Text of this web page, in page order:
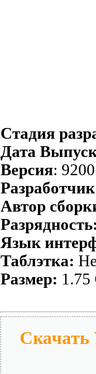
Стадия
Дата
Версия: 9200
Автор
Язык
Таблэтка:
Размер: 1.75
Скачать